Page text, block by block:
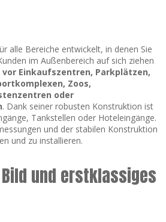
alle Bereiche entwickelt, in denen Sie
im Außenbereich auf sich ziehen
vor Einkaufszentren, Parkplätzen,
Zoos,
oder
. Dank seiner robusten Konstruktion ist
Tankstellen oder Hoteleingänge.
und der stabilen Konstruktion
und zu installieren.
und erstklassiges